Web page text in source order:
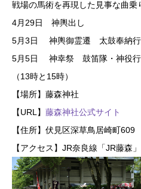
戦場の馬術を再現した見事な曲乗
4月29日 神輿出し
5月3日 神輿御霊遷 太鼓奉納
5月5日 神幸祭 鼓笛隊・神役行
（13時と15時）
【場所】藤森神社
【URL】 藤森神社公式サイト
【住所】伏見区深草鳥居崎町609
【アクセス】JR奈良線「JR藤森